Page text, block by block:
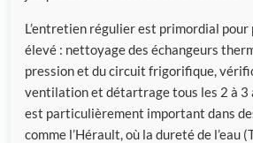
L’entretien régulier est primordial pour
élevé : nettoyage des échangeurs
pression et du circuit frigorifique,
ventilation et détartrage tous les 2 à 3
est particulièrement important dans
comme l’Hérault, où la dureté de l’eau